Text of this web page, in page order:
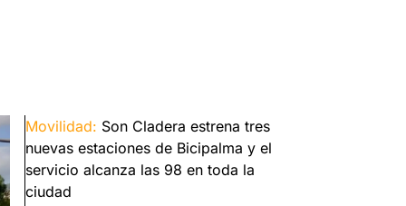
Movilidad: Son Cladera estrena tres
nuevas estaciones de Bicipalma y el
servicio alcanza las 98 en toda la
ciudad